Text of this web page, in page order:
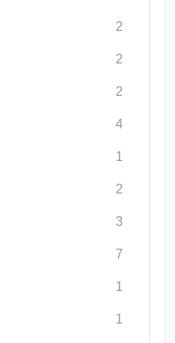
2
2
2
4
1
2
3
7
1
1